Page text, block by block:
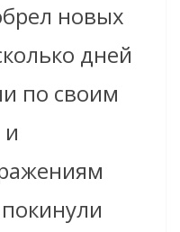
новых
дней
по своим